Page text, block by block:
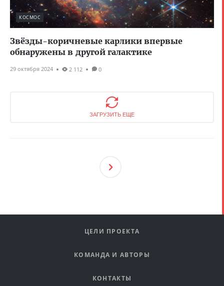
КОСМОС
Звёзды-коричневые карлики впервые
обнаружены в другой галактике
29 октября 2024 2 112 0
ЗАГРУЗИТЬ ЕЩЕ
Ующ
ЦЕЛИ ПРОЕКТА
КОМАНДА И АВТОРЫ
КОНТАКТЫ